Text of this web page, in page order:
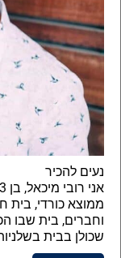
נעים להכיר
ממוצא כורדי,
וחברים, בית שבו
שכולן בבית